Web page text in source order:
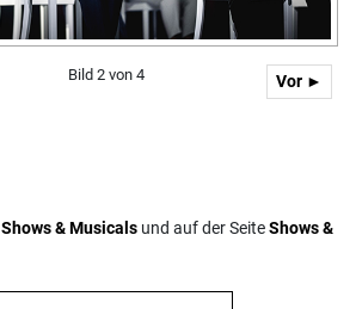
Vor ►
Bild 2 von 4
Shows & Musicals und auf der SeiteShows &